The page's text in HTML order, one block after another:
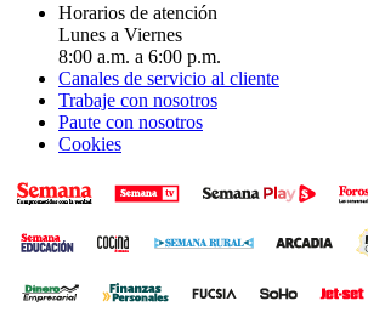
Horarios de atención
Lunes a Viernes
8:00 a.m. a 6:00 p.m.
Canales de servicio al cliente
Trabaje con nosotros
Paute con nosotros
Cookies